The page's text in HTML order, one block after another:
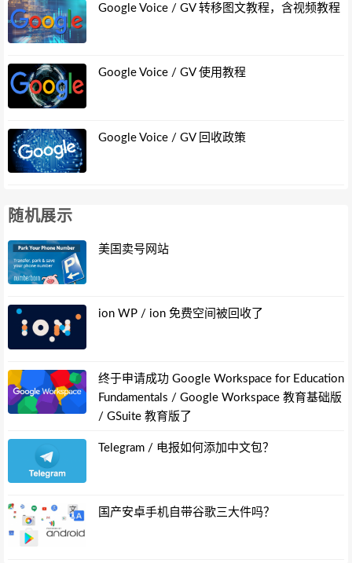
Google Voice / GV 转移图文教程，含视频教程
Google Voice / GV 使用教程
Google Voice / GV 回收政策
随机展示
美国卖号网站
ion WP / ion 免费空间被回收了
终于申请成功 Google Workspace for Education
Fundamentals / Google Workspace 教育基础版
/ GSuite 教育版了
Telegram / 电报如何添加中文包？
国产安卓手机自带谷歌三大件吗？